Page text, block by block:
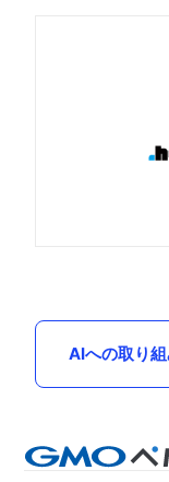
AIへの取り